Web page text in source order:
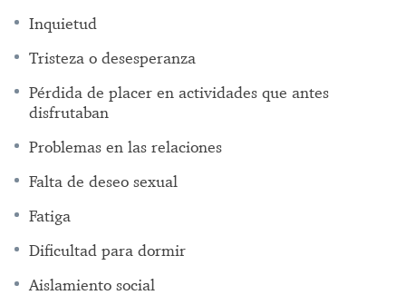
Inquietud
Tristeza o desesperanza
Pérdida de placer en actividades que antes
disfrutaban
Problemas en las relaciones
Falta de deseo sexual
Fatiga
Dificultad para dormir
Aislamiento social